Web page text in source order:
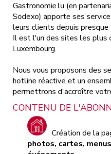
Gastronomie.lu (en
Sodexo) apporte ses
leurs clients depuis presque
Il est l'un des sites les plus
Luxembourg.
Nous vous proposons des
hotline réactive et un
permettrons d'accroître
CONTENU DE
Création de la
photos, cartes,